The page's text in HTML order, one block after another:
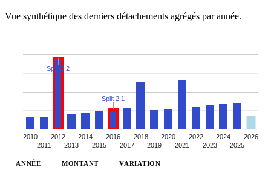
Vue synthétique des derniers détachements agrégés par année.
2010
2011
2012
2013
2014
2015
2016
2017
2018
2019
2020
2021
2022
2023
2024
2025
2026
Split 3:2
Split 2:1
ANNÉE MONTANT VARIATION